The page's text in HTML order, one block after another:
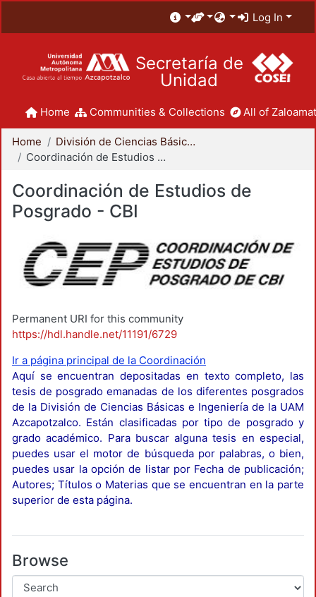
Log In
Secretaría de
Unidad
Home Communities & Collections All of
Home
División de Ciencias Básicas e Ingeniería
Coordinación de Estudios de Posgrado - CBI
Coordinación de Estudios de
Posgrado - CBI
Permanent URI for this community
https://hdl.handle.net/11191/6729
Ir a página principal de la Coordinación
Aquí se encuentran depositadas en texto completo, las
tesis de posgrado emanadas de los diferentes posgrados
de la División de Ciencias Básicas e Ingeniería de la UAM
Azcapotzalco. Están clasificadas por tipo de posgrado y
grado académico. Para buscar alguna tesis en especial,
puedes usar el motor de búsqueda por palabras, o bien,
puedes usar la opción de listar por Fecha de publicación;
Autores; Títulos o Materias que se encuentran en la parte
superior de esta página.
Browse